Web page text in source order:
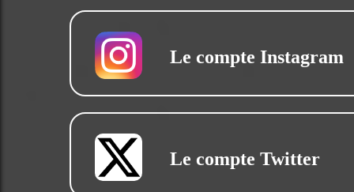
Le compte Instagram
Le compte Twitter